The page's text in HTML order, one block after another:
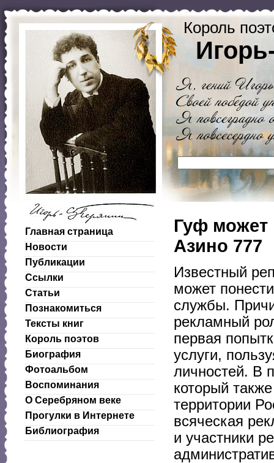
Король
Главная страница
Новости
Публикации
Ссылки
Статьи
Познакомиться
Тексты книг
Король поэтов
Биография
Фотоальбом
Воспоминания
О Серебряном веке
Прогулки в Интернете
Библиография
Гуф может
Азино 777
Известный
может
службы.
рекламный
первая
услуги,
личностей. В
который
территории
всяческая
и участники